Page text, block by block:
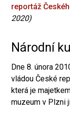
reportáž
2020)
Národní
Dne 8. února
vládou České
která je
muzeum v Plzni